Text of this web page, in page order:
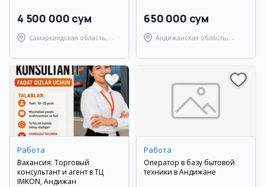
4 500 000 сум
Самаркандская область,
650 000 сум
Андижанская область,
Работа
Вакансия: Торговый
консультант и агент в ТЦ
IMKON, Андижан
Работа
Оператор в базу бытовой
техники в Андижане